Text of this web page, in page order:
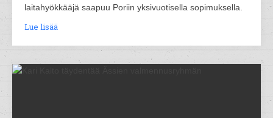
laitahyökkääjä saapuu Poriin yksivuotisella sopimuksella.
Lue lisää